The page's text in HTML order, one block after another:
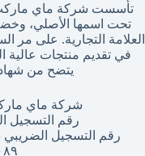
تحت اسمها الأصلي،
العلامة التجارية. على
في تقديم منتجات عالية
يتضح من
شركة ماي
رقم التسجيل
رقم التسجيل الضريبي